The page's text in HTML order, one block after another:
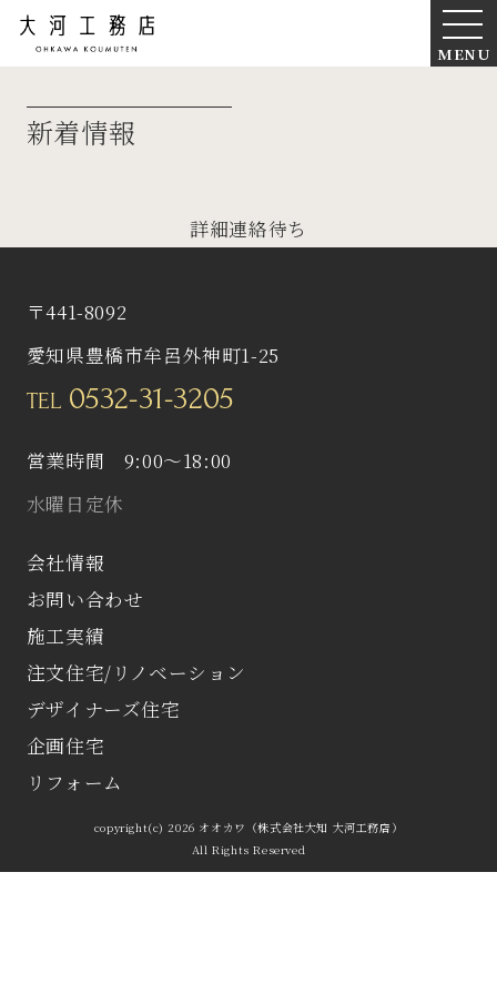
MENU
新着情報
詳細連絡待ち
〒441-8092
愛知県豊橋市牟呂外神町1-25
TEL 0532-31-3205
営業時間 9:00〜18:00
水曜日定休
会社情報
お問い合わせ
施工実績
注文住宅/リノベーション
デザイナーズ住宅
企画住宅
リフォーム
copyright(c) 2026 オオカワ（株式会社大知 大河工務店）
All Rights Reserved